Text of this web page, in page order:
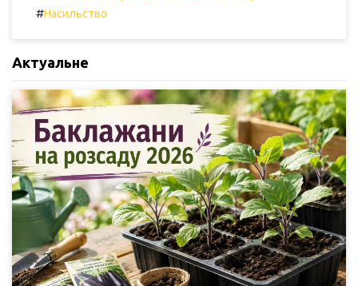
#Насильство
Актуальне